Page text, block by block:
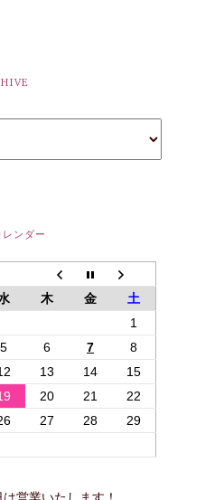
ンダー
木 金
土
1
5 6 7
8
13 14
15
20 21
22
27 28
29
営業いたします！